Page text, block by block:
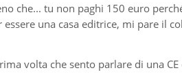
che... tu non paghi 150 euro
essere una casa editrice, mi pare il
volta che sento parlare di una